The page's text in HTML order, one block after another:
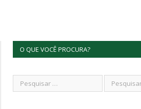
O QUE VOCÊ PROCURA?